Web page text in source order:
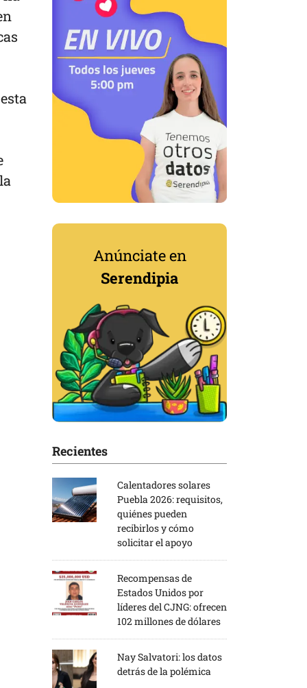
Anúnciate en
Serendipia
Recientes
Calentadores solares
Puebla 2026: requisitos,
quiénes pueden
recibirlos y cómo
solicitar el apoyo
Recompensas de
Estados Unidos por
líderes del CJNG: ofrecen
102 millones de dólares
Nay Salvatori: los datos
detrás de la polémica